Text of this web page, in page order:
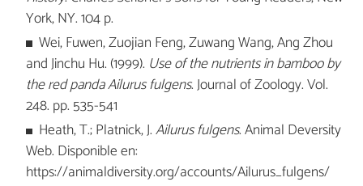
York, NY. 104 p.
Wei, Fuwen, Zuojian Feng, Zuwang Wang, Ang Zhou
and Jinchu Hu. (1999). Use of the nutrients in bamboo by
the red panda Ailurus fulgens. Journal of Zoology. Vol.
248. pp. 535-541
Heath, T.; Platnick, J.Ailurus fulgens. Animal Deversity
Web. Disponible en:
https://animaldiversity.org/accounts/Ailurus_fulgens/